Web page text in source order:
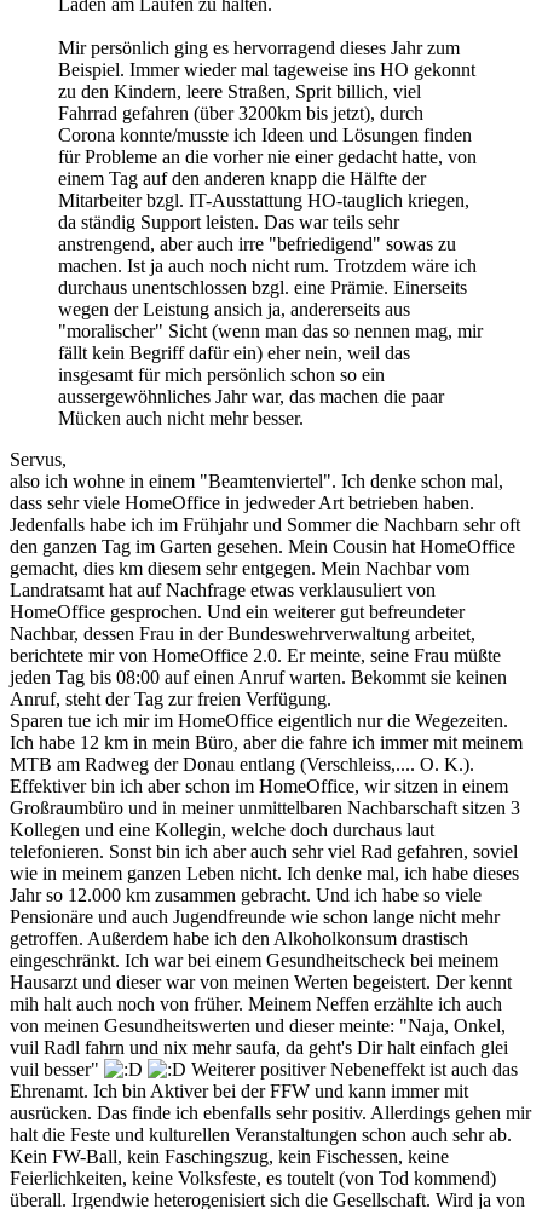
Laden am Laufen zu halten.
Mir persönlich ging es hervorragend dieses Jahr zum
Beispiel. Immer wieder mal tageweise ins HO gekonnt
zu den Kindern, leere Straßen, Sprit billich, viel
Fahrrad gefahren (über 3200km bis jetzt), durch
Corona konnte/musste ich Ideen und Lösungen finden
für Probleme an die vorher nie einer gedacht hatte, von
einem Tag auf den anderen knapp die Hälfte der
Mitarbeiter bzgl. IT-Ausstattung HO-tauglich kriegen,
da ständig Support leisten. Das war teils sehr
anstrengend, aber auch irre "befriedigend" sowas zu
machen. Ist ja auch noch nicht rum. Trotzdem wäre ich
durchaus unentschlossen bzgl. eine Prämie. Einerseits
wegen der Leistung ansich ja, andererseits aus
"moralischer" Sicht (wenn man das so nennen mag, mir
fällt kein Begriff dafür ein) eher nein, weil das
insgesamt für mich persönlich schon so ein
aussergewöhnliches Jahr war, das machen die paar
Mücken auch nicht mehr besser.
Servus,
also ich wohne in einem "Beamtenviertel". Ich denke schon mal,
dass sehr viele HomeOffice in jedweder Art betrieben haben.
Jedenfalls habe ich im Frühjahr und Sommer die Nachbarn sehr oft
den ganzen Tag im Garten gesehen. Mein Cousin hat HomeOffice
gemacht, dies km diesem sehr entgegen. Mein Nachbar vom
Landratsamt hat auf Nachfrage etwas verklausuliert von
HomeOffice gesprochen. Und ein weiterer gut befreundeter
Nachbar, dessen Frau in der Bundeswehrverwaltung arbeitet,
berichtete mir von HomeOffice 2.0. Er meinte, seine Frau müßte
jeden Tag bis 08:00 auf einen Anruf warten. Bekommt sie keinen
Anruf, steht der Tag zur freien Verfügung.
Sparen tue ich mir im HomeOffice eigentlich nur die Wegezeiten.
Ich habe 12 km in mein Büro, aber die fahre ich immer mit meinem
MTB am Radweg der Donau entlang (Verschleiss,.... O. K.).
Effektiver bin ich aber schon im HomeOffice, wir sitzen in einem
Großraumbüro und in meiner unmittelbaren Nachbarschaft sitzen 3
Kollegen und eine Kollegin, welche doch durchaus laut
telefonieren. Sonst bin ich aber auch sehr viel Rad gefahren, soviel
wie in meinem ganzen Leben nicht. Ich denke mal, ich habe dieses
Jahr so 12.000 km zusammen gebracht. Und ich habe so viele
Pensionäre und auch Jugendfreunde wie schon lange nicht mehr
getroffen. Außerdem habe ich den Alkoholkonsum drastisch
eingeschränkt. Ich war bei einem Gesundheitscheck bei meinem
Hausarzt und dieser war von meinen Werten begeistert. Der kennt
mih halt auch noch von früher. Meinem Neffen erzählte ich auch
von meinen Gesundheitswerten und dieser meinte: "Naja, Onkel,
vuil Radl fahrn und nix mehr saufa, da geht's Dir halt einfach glei
vuil besser"
Weiterer positiver Nebeneffekt ist auch das
Ehrenamt. Ich bin Aktiver bei der FFW und kann immer mit
ausrücken. Das finde ich ebenfalls sehr positiv. Allerdings gehen mir
halt die Feste und kulturellen Veranstaltungen schon auch sehr ab.
Kein FW-Ball, kein Faschingszug, kein Fischessen, keine
Feierlichkeiten, keine Volksfeste, es toutelt (von Tod kommend)
überall. Irgendwie heterogenisiert sich die Gesellschaft. Wird ja von